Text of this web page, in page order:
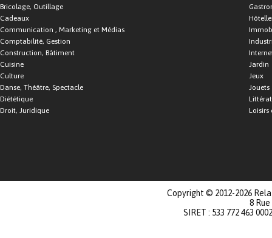
Bricolage, Outillage
Cadeaux
Communication , Marketing et Médias
Comptabilité, Gestion
Construction, Bâtiment
Cuisine
Culture
Danse, Théâtre, Spectacle
Diététique
Droit, Juridique
Jardin
Jeux
Jouets
Loisirs
Copyright © 2012-2026
8
SIRET : 533 772 463